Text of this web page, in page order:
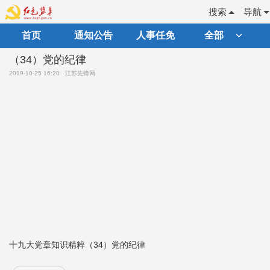
导航
搜索
首页 通知公告 人事任免 全部
（34）党的纪律
2019-10-25 16:20 江苏先锋网
十九大党章知识精粹（34）党的纪律